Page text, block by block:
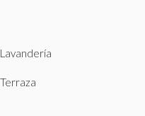
Lavandería
Terraza